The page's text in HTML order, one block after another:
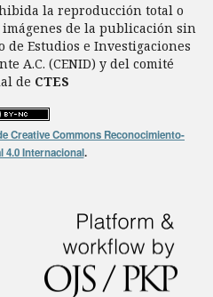
la reproducción total o
de la publicación sin
Estudios e Investigaciones
A.C. (CENID) y del comité
de CTES
Creative Commons Reconocimiento-
4.0 Internacional.